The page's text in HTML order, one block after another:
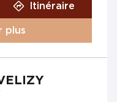
Itinéraire
plus